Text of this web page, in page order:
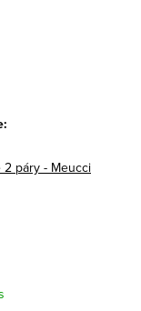
páry - Meucci